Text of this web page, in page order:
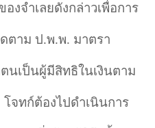
งจำเลยดังกล่าวเพื่อการ
ตาม ป.พ.พ. มาตรา
นเป็นผู้มีสิทธิในเงินตาม
จทก์ต้องไปดำเนินการ